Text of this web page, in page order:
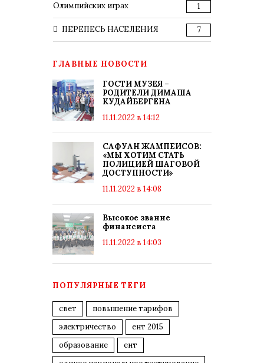
Олимпийских играх
1
ПЕРЕПЕСЬ НАСЕЛЕНИЯ 7
ГЛАВНЫЕ НОВОСТИ
ГОСТИ МУЗЕЯ –
РОДИТЕЛИ ДИМАША
КУДАЙБЕРГЕНА
11.11.2022 в 14:12
САФУАН ЖАМПЕИСОВ:
«МЫ ХОТИМ СТАТЬ
ПОЛИЦИЕЙ ШАГОВОЙ
ДОСТУПНОСТИ»
11.11.2022 в 14:08
Высокое звание
финансиста
11.11.2022 в 14:03
ПОПУЛЯРНЫЕ ТЕГИ
свет
повышение тарифов
электричество
ент 2015
образование
ент